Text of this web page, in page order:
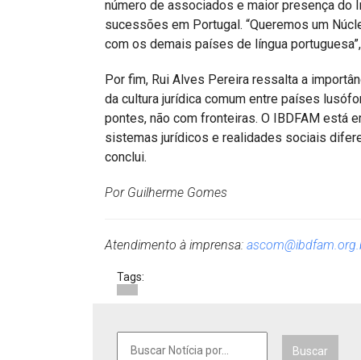
número de associados e maior presença
sucessões em Portugal. “Queremos um
com os demais países de língua
Por fim, Rui Alves Pereira ressalta a
da cultura jurídica comum entre países
pontes, não com fronteiras. O IBDFAM está
sistemas jurídicos e realidades sociais
conclui.
Por Guilherme Gomes
Atendimento à imprensa:
Tags:
Buscar